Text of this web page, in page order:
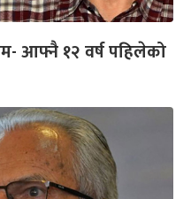
आफ्नै १२ वर्ष पहिलेको